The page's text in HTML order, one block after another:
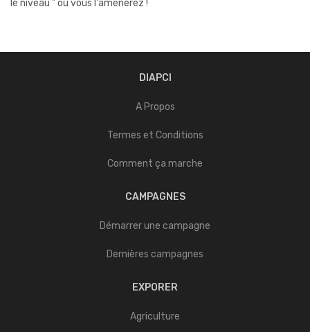
le niveau " où vous l'amènerez !
DIAPCI
A Propos
Termes et Conditions
Comment ça marche
CAMPAGNES
Démarrer une campagne
Dernières campagnes
EXPORER
Agriculture